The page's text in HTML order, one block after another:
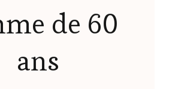
de 60
ans